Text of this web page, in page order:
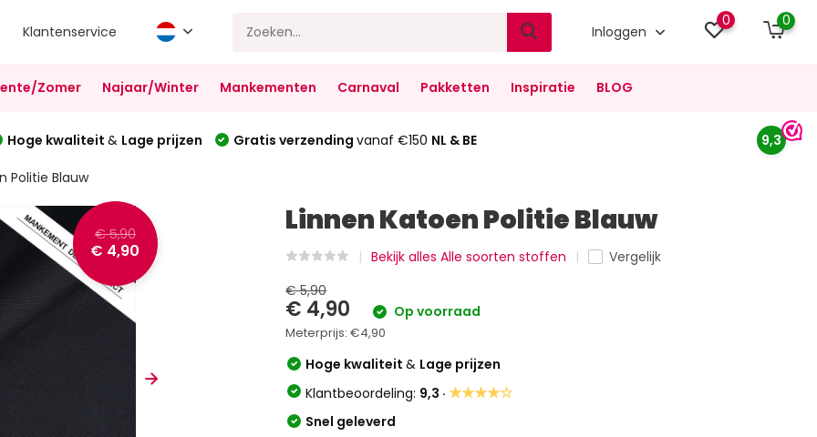
Klantenservice Inloggen
0 0
Zomer Najaar/Winter Mankementen Carnaval Pakketten Inspiratie BLOG
Hoge kwaliteit & Lage prijzen Gratis verzending vanaf €150 NL & BE 9,3
Politie Blauw
€ 5,90
€ 4,90
Linnen Katoen Politie Blauw
Bekijk alles Alle soorten stoffen
Vergelijk
€ 5,90
€ 4,90 Op voorraad
Meterprijs:€4,90
Hoge kwaliteit& Lage prijzen
Klantbeoordeling: 9,3 ·★★★★☆
Snel geleverd